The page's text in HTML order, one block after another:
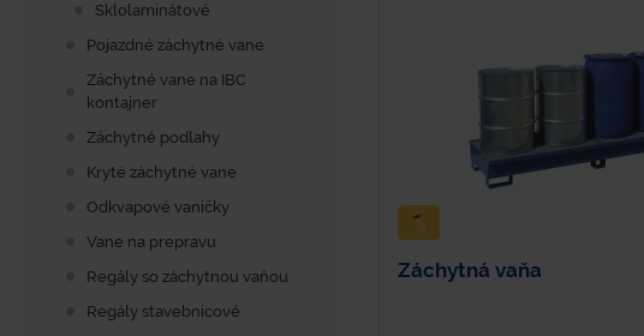
Záchytná vaňa
Sklolaminátové
Pojazdné záchytné vane
Záchytné vane na IBC
kontajner
Záchytné podlahy
Kryté záchytné vane
Odkvapové vaničky
Vane na prepravu
Regály so záchytnou vaňou
Regály stavebnicové